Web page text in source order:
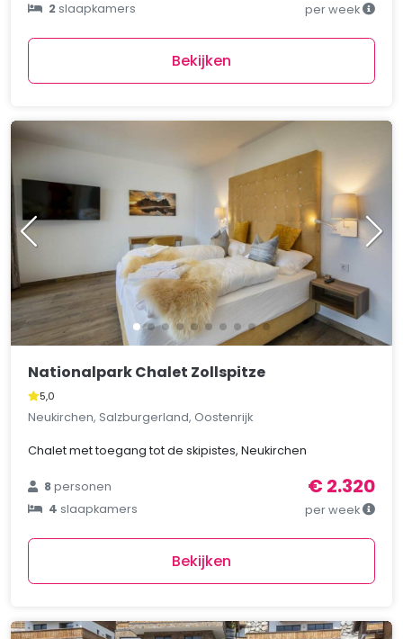
2slaapkamers per week
Bekijken
Nationalpark Chalet Zollspitze
5,0
Neukirchen, Salzburgerland, Oostenrijk
Chalet met toegang tot de skipistes, Neukirchen
8personen
4slaapkamers
€ 2.320
per week
Bekijken